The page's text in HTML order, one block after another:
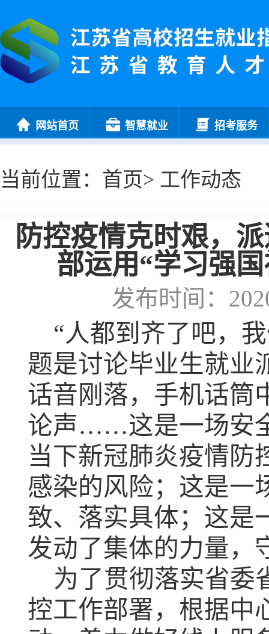
网站首页 智慧就业 招考服务
当前位置： 首页> 工作动态
防控疫情克时艰，
部运用“学习强
发布时间：
“人都到齐了吧，
题是讨论毕业生就业
话音刚落，手机话筒
论声……这是一场安
当下新冠肺炎疫情防
感染的风险；这是一
致、落实具体；这是
发动了集体的力量，
为了贯彻落实省委
控工作部署，根据中